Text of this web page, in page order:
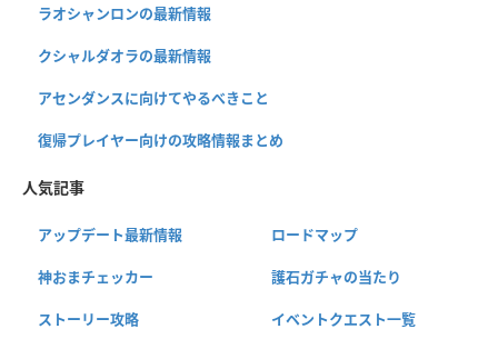
ラオシャンロンの最新情報
クシャルダオラの最新情報
アセンダンスに向けてやるべきこと
復帰プレイヤー向けの攻略情報まとめ
人気記事
アップデート最新情報 ロードマップ
神おまチェッカー 護石ガチャの当たり
ストーリー攻略 イベントクエスト一覧